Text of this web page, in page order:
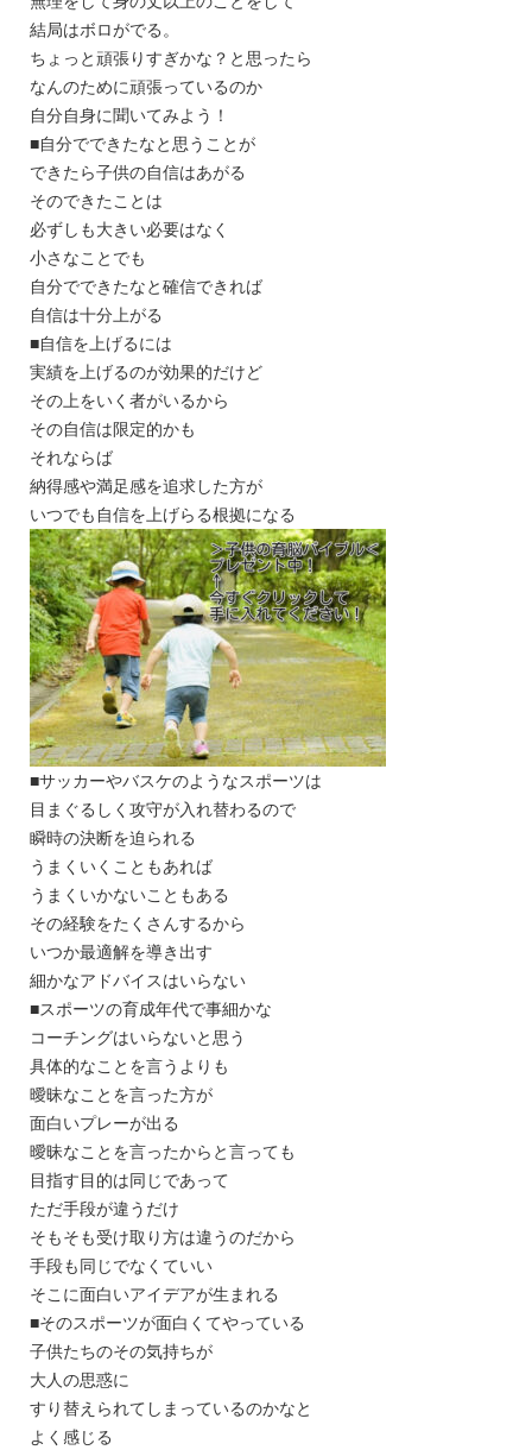
結局はボロがでる。
ちょっと頑張りすぎかな？と思ったら
なんのために頑張っているのか
自分自身に聞いてみよう！
■自分でできたなと思うことが
できたら子供の自信はあがる
そのできたことは
必ずしも大きい必要はなく
小さなことでも
自分でできたなと確信できれば
自信は十分上がる
■自信を上げるには
実績を上げるのが効果的だけど
その上をいく者がいるから
その自信は限定的かも
それならば
納得感や満足感を追求した方が
いつでも自信を上げらる根拠になる
■サッカーやバスケのようなスポーツは
目まぐるしく攻守が入れ替わるので
瞬時の決断を迫られる
うまくいくこともあれば
うまくいかないこともある
その経験をたくさんするから
いつか最適解を導き出す
細かなアドバイスはいらない
■スポーツの育成年代で事細かな
コーチングはいらないと思う
具体的なことを言うよりも
曖昧なことを言った方が
面白いプレーが出る
曖昧なことを言ったからと言っても
目指す目的は同じであって
ただ手段が違うだけ
そもそも受け取り方は違うのだから
手段も同じでなくていい
そこに面白いアイデアが生まれる
■そのスポーツが面白くてやっている
子供たちのその気持ちが
大人の思惑に
すり替えられてしまっているのかなと
よく感じる